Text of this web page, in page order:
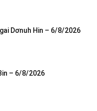
Dơnuh Hin – 6/8/2026
– 6/8/2026